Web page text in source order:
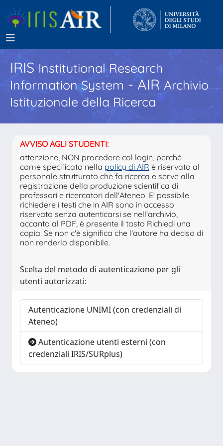
IRISInstitutional Research
Information System - AIR Archivio
Istituzionale della Ricerca
AVVISO AGLI STUDENTI:
attenzione, NON procedere col login, perchè
come specificato nella policy di AIR è riservato al
personale strutturato che fa ricerca e serve alla
registrazione della produzione scientifica di
professori e ricercatori dell'Ateneo. E' possibile
richiedere i testi che in AIR sono in accesso
riservato senza autenticarsi se nell'archivio,
accanto al PDF, è presente il tasto Richiedi una
copia. Se non c'è significa che l'autore ha deciso di
non renderlo disponibile.
Scelta del metodo di autenticazione per gli
utenti autorizzati:
Autenticazione UNIMI (con credenziali di
Ateneo)
Autenticazione utenti esterni (con
credenziali IRIS/SURplus)